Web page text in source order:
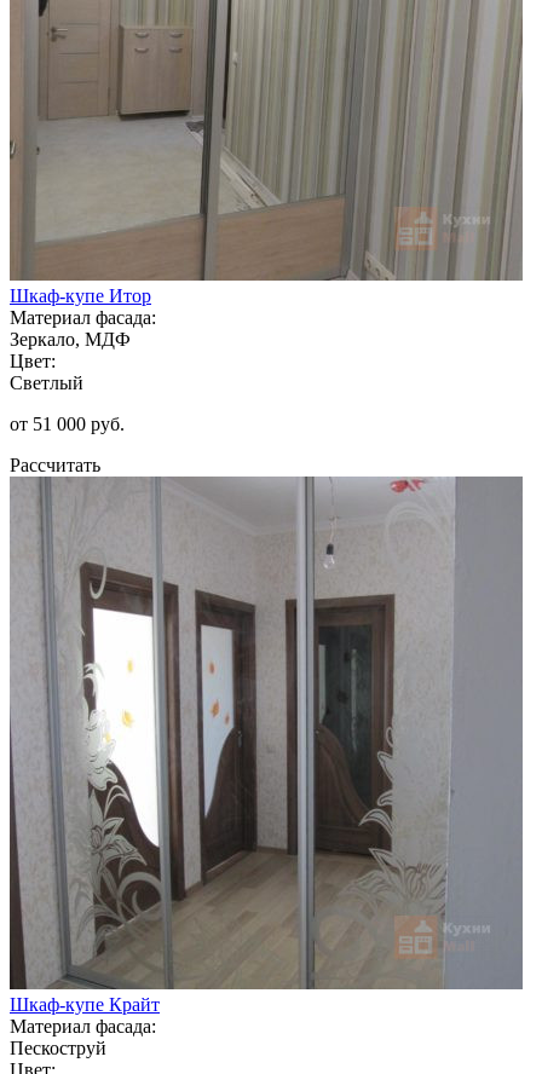
Шкаф-купе Итор
Материал фасада:
Зеркало, МДФ
Цвет:
Светлый
от 51 000 руб.
Рассчитать
Шкаф-купе Крайт
Материал фасада:
Пескоструй
Цвет: